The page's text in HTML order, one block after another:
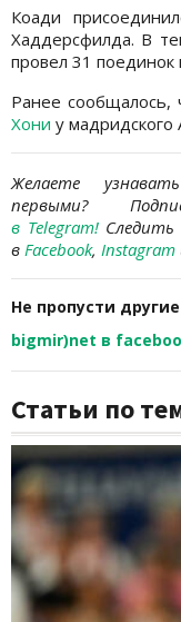
Коади
Хаддерсфилда. В
провел 31 поединок
Ранее сообщалось,
Хони у мадридского
Желаете
первыми?
в Telegram!Следить
в Facebook, Instagram
Не пропусти
bigmir)net в
Статьи по